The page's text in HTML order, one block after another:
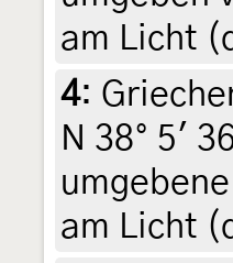
am Licht
4:
N 38° 5'
am Licht